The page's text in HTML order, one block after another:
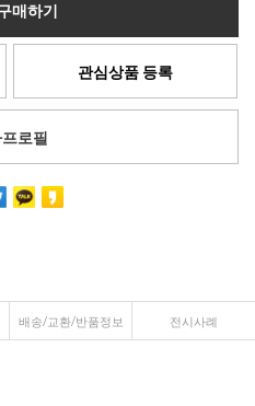
매하기
관심상품 등록
로필
배송/교환/반품정보 전시사례